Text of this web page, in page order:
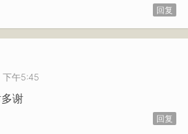
回复
午5:45
谢
回复